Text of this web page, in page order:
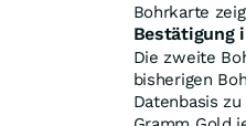
Bohrkarte
Bestätigung
Die zweite
bisherigen
Datenbasis